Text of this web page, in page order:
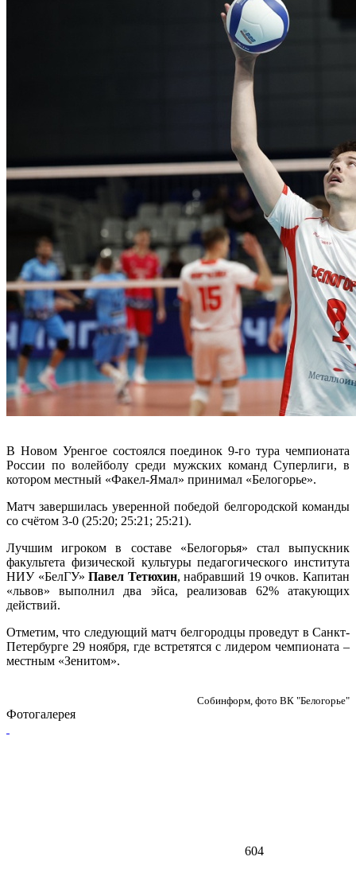
В Новом Уренгое состоялся поединок 9-го тура чемпионата
России по волейболу среди мужских команд Суперлиги, в
котором местный «Факел-Ямал» принимал «Белогорье».
Матч завершилась уверенной победой белгородской команды
со счётом 3-0 (25:20; 25:21; 25:21).
Лучшим игроком в составе «Белогорья» стал выпускник
факультета физической культуры педагогического института
НИУ «БелГУ»Павел Тетюхин, набравший 19 очков. Капитан
«львов» выполнил два эйса, реализовав 62% атакующих
действий.
Отметим, что следующий матч белгородцы проведут в Санкт-
Петербурге 29 ноября, где встретятся с лидером чемпионата –
местным «Зенитом».
Собинформ, фото ВК "Белогорье"
Фотогалерея
604